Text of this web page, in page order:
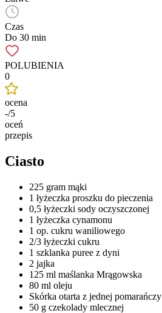
Czas
Do 30 min
POLUBIENIA
0
ocena
-/5
oceń
przepis
Ciasto
225 gram mąki
1 łyżeczka proszku do pieczenia
0,5 łyżeczki sody oczyszczonej
1 łyżeczka cynamonu
1 op. cukru waniliowego
2/3 łyżeczki cukru
1 szklanka puree z dyni
2 jajka
125 ml maślanka Mrągowska
80 ml oleju
Skórka otarta z jednej pomarańczy
50 g czekolady mlecznej